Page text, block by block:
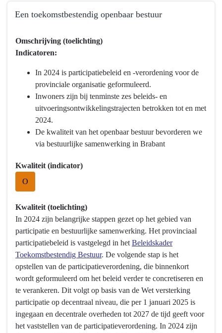
Een toekomstbestendig openbaar bestuur
naar
navigatie
veiligheid
hebben
we
bereikt?
Een
toekomstbestendig
openbaar
bestuur
Omschrijving (toelichting)
Indicatoren:
In 2024 is participatiebeleid en -verordening voor de
provinciale organisatie geformuleerd.
Inwoners zijn bij tenminste zes beleids- en
uitvoeringsontwikkelingstrajecten betrokken tot en met
2024.
De kwaliteit van het openbaar bestuur bevorderen we
via bestuurlijke samenwerking in Brabant
Kwaliteit (indicator)
O
Kwaliteit (toelichting)
In 2024 zijn belangrijke stappen gezet op het gebied van
participatie en bestuurlijke samenwerking. Het provinciaal
participatiebeleid is vastgelegd in het Beleidskader
Toekomstbestendig Bestuur. De volgende stap is het
opstellen van de participatieverordening, die binnenkort
wordt geformuleerd om het beleid verder te concretiseren en
te verankeren. Dit volgt op basis van de Wet versterking
participatie op decentraal niveau, die per 1 januari 2025 is
ingegaan en decentrale overheden tot 2027 de tijd geeft voor
het vaststellen van de participatieverordening. In 2024 zijn